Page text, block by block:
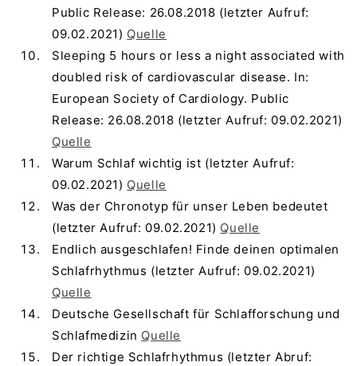
Public Release: 26.08.2018 (letzter Aufruf:
09.02.2021) Quelle
Sleeping 5 hours or less a night associated with
doubled risk of cardiovascular disease. In:
European Society of Cardiology. Public
Release: 26.08.2018 (letzter Aufruf: 09.02.2021)
Quelle
Warum Schlaf wichtig ist (letzter Aufruf:
09.02.2021) Quelle
Was der Chronotyp für unser Leben bedeutet
(letzter Aufruf: 09.02.2021) Quelle
Endlich ausgeschlafen! Finde deinen optimalen
Schlafrhythmus (letzter Aufruf: 09.02.2021)
Quelle
Deutsche Gesellschaft für Schlafforschung und
Schlafmedizin Quelle
Der richtige Schlafrhythmus (letzter Abruf: